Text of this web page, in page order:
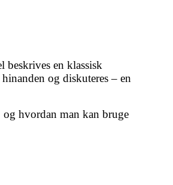
beskrives en klassisk
og diskuteres – en
hvordan man kan bruge